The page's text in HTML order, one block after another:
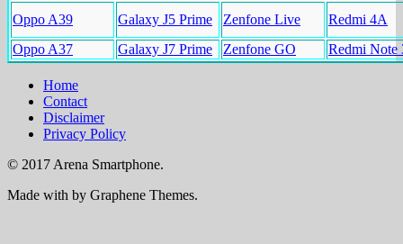
Oppo A39 Galaxy J5 Prime Zenfone Live
Redmi 4A
Oppo A37
Galaxy J7 Prime Zenfone GO Redmi Note
Home
Contact
Disclaimer
Privacy Policy
© 2017 Arena Smartphone.
Made with by Graphene Themes.